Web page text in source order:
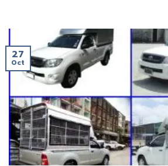
27
Oct